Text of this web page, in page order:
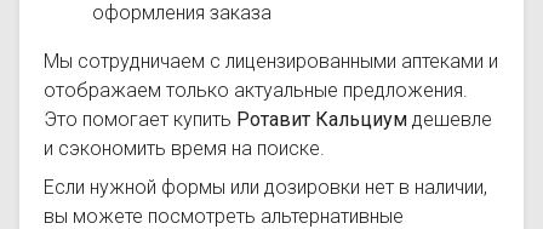
оформления заказа
Мы сотрудничаем с лицензированными аптеками и
отображаем только актуальные предложения.
Это помогает купить Ротавит Кальциум дешевле
и сэкономить время на поиске.
Если нужной формы или дозировки нет в наличии,
вы можете посмотреть альтернативные